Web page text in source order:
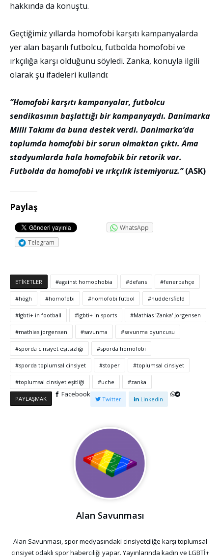
hakkında da konuştu.
Geçtiğimiz yıllarda homofobi karşıtı kampanyalarda
yer alan başarılı futbolcu, futbolda homofobi ve
ırkçılığa karşı olduğunu söyledi. Zanka, konuyla ilgili
olarak şu ifadeleri kullandı:
”Homofobi karşıtı kampanyalar, futbolcu
sendikasının başlattığı bir kampanyaydı. Danimarka
Milli Takımı da buna destek verdi. Danimarka’da
toplumda homofobi bir sorun olmaktan çıktı. Ama
stadyumlarda hala homofobik bir retorik var.
Futbolda da homofobi ve ırkçılık istemiyoruz.”(ASK)
Paylaş
WhatsApp
Telegram
ETIKETLER against homophobia defans fenerbahçe
högh homofobi homofobi futbol huddersfield
lgbti+ in football lgbti+ in sports Mathias 'Zanka' Jorgensen
mathias jorgensen savunma savunma oyuncusu
sporda cinsiyet eşitsizliği sporda homofobi
sporda toplumsal cinsiyet stoper toplumsal cinsiyet
toplumsal cinsiyet eşitliği uche zanka
PAYLAŞMAK
Facebook
Twitter Linkedin
Alan Savunması
Alan Savunması, spor medyasındaki cinsiyetçiliğe karşı toplumsal
cinsiyet odaklı spor haberciliği yapar. Yayınlarında kadın ve LGBTİ+